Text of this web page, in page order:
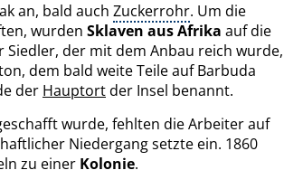
an, bald auch Zuckerrohr. Um die
wurden Sklaven aus Afrika auf die
Siedler, der mit dem Anbau reich wurde,
dem bald weite Teile auf Barbuda
der Hauptortder Insel benannt.
wurde, fehlten die Arbeiter auf
Niedergang setzte ein. 1860
zu einer Kolonie.